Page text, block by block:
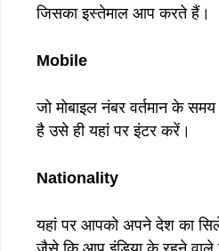
जिसका इस्तेमाल आप करते हैं।
Mobile
जो मोबाइल नंबर वर्तमान के
है उसे ही यहां पर इंटर करें।
Nationality
यहां पर आपको अपने देश का